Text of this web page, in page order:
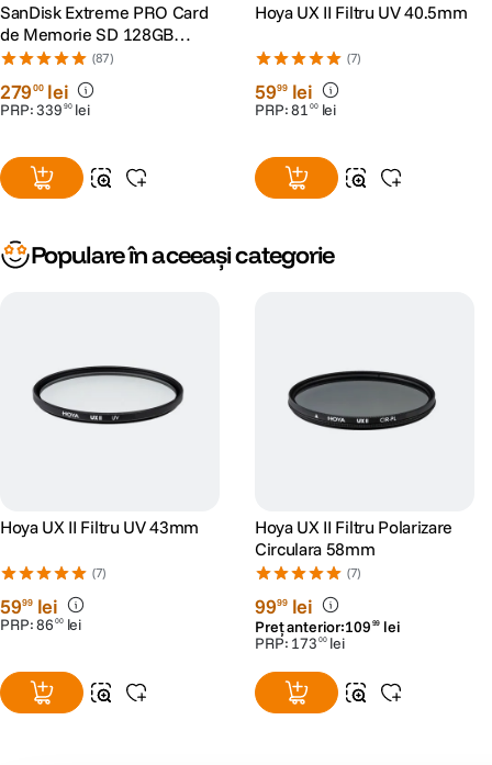
SanDisk Extreme PRO Card
de Memorie SD 128GB
SDXC UHS-I Class 10 U3 V30
+ 2 Ani RescuePRO Deluxe
(87)
27900 lei
PRP:339 90 lei
Hoya UX II Filtru UV 40.5mm
(7)
5999 lei
PRP:81 00 lei
Populare în aceeași categorie
Hoya UX II Filtru UV 43mm
(7)
5999 lei
PRP:86 00 lei
Hoya UX II Filtru Polarizare
Circulara 58mm
(7)
9999 lei
Preț anterior:109 99 lei
PRP: 173 00 lei